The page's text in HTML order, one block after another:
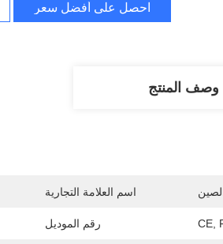
احصل على أفضل سعر
وصف المنتج
اسم العلامة التجارية
CE, رقم الموديل